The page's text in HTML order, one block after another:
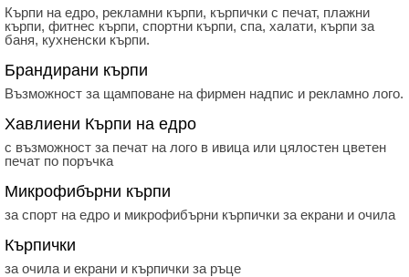
Кърпи на едро, рекламни кърпи, кърпички с печат, плажни
кърпи, фитнес кърпи, спортни кърпи, спа, халати, кърпи за
баня, кухненски кърпи.
Брандирани кърпи
Възможност за щамповане на фирмен надпис и рекламно лого.
Хавлиени Кърпи на едро
с възможност за печат на лого в ивица или цялостен цветен
печат по поръчка
Микрофибърни кърпи
за спорт на едро и микрофибърни кърпички за екрани и очила
Кърпички
за очила и екрани и кърпички за ръце